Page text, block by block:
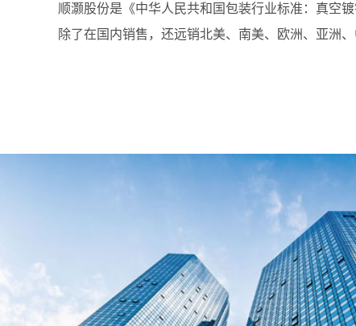
顺灏股份是《中华人民共和国包装行业标准：真空
除了在国内销售，还远销北美、南美、欧洲、亚洲、